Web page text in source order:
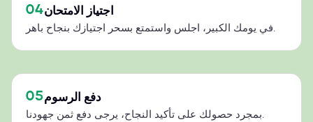
04اجتياز الامتحان
في يومك الكبير، اجلس واستمتع بسحر اجتيازك بنجاح باهر.
05دفع الرسوم
بمجرد حصولك على تأكيد النجاح، يرجى دفع ثمن جهودنا.